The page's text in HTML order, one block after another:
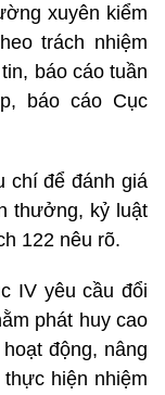
xuyên kiểm
trách nhiệm
báo cáo tuần
báo cáo Cục
chí để đánh giá
thưởng, kỷ luật
122 nêu rõ.
IV yêu cầu đổi
phát huy cao
động, nâng
hiện nhiệm